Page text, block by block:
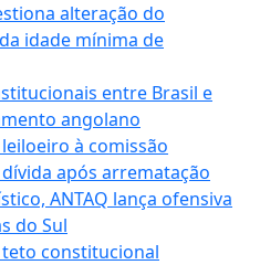
alteração do
idade mínima de
entre Brasil e
angolano
à comissão
após arrematação
ANTAQ lança ofensiva
do Sul
constitucional